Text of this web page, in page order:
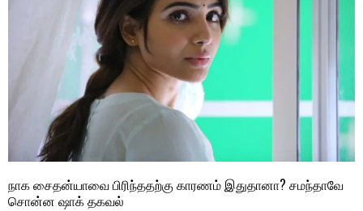
நாக சைதன்யாவை பிரிந்ததற்கு காரணம் இதுதானா? சமந்தாவே
சொன்ன ஷாக் தகவல்